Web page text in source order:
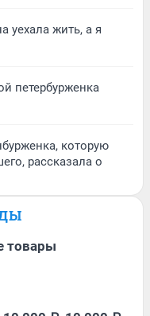
уехала жить, а я
петербурженка
которую
рассказала о
товары